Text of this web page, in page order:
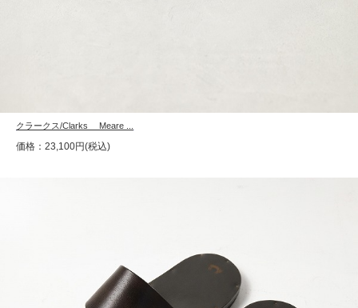
クラークス/Clarks Meare ...
価格：23,100円(税込)